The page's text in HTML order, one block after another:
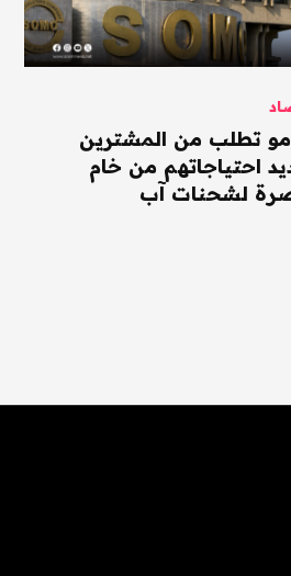
تطلب من المشترين
احتياجاتهم من خام
لشحنات آب